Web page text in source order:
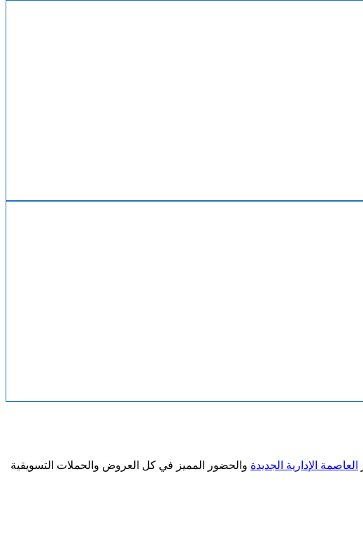
العاصمة الإدارية الجديدة والحضور المميز في كل العروض والحملات التسويقية